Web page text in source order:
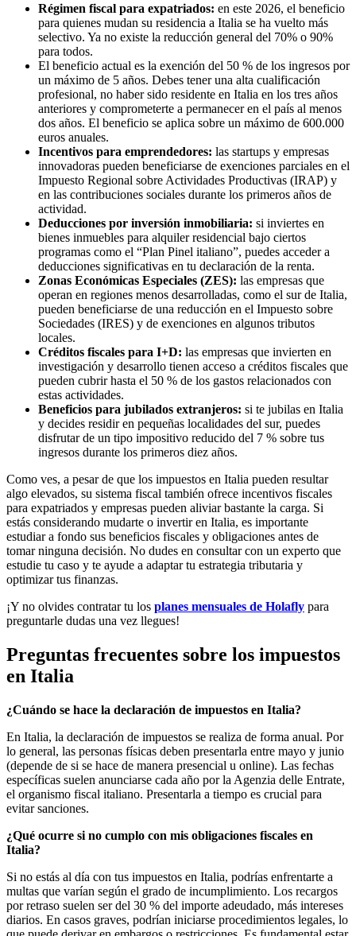
Régimen fiscal para expatriados: en este 2026, el beneficio
para quienes mudan su residencia a Italia se ha vuelto más
selectivo. Ya no existe la reducción general del 70% o 90%
para todos.
El beneficio actual es la exención del 50 % de los ingresos por
un máximo de 5 años. Debes tener una alta cualificación
profesional, no haber sido residente en Italia en los tres años
anteriores y comprometerte a permanecer en el país al menos
dos años. El beneficio se aplica sobre un máximo de 600.000
euros anuales.
Incentivos para emprendedores: las startups y empresas
innovadoras pueden beneficiarse de exenciones parciales en el
Impuesto Regional sobre Actividades Productivas (IRAP) y
en las contribuciones sociales durante los primeros años de
actividad.
Deducciones por inversión inmobiliaria: si inviertes en
bienes inmuebles para alquiler residencial bajo ciertos
programas como el “Plan Pinel italiano”, puedes acceder a
deducciones significativas en tu declaración de la renta.
Zonas Económicas Especiales (ZES): las empresas que
operan en regiones menos desarrolladas, como el sur de Italia,
pueden beneficiarse de una reducción en el Impuesto sobre
Sociedades (IRES) y de exenciones en algunos tributos
locales.
Créditos fiscales para I+D: las empresas que invierten en
investigación y desarrollo tienen acceso a créditos fiscales que
pueden cubrir hasta el 50 % de los gastos relacionados con
estas actividades.
Beneficios para jubilados extranjeros: si te jubilas en Italia
y decides residir en pequeñas localidades del sur, puedes
disfrutar de un tipo impositivo reducido del 7 % sobre tus
ingresos durante los primeros diez años.
Como ves, a pesar de que los impuestos en Italia pueden resultar
algo elevados, su sistema fiscal también ofrece incentivos fiscales
para expatriados y empresas pueden aliviar bastante la carga. Si
estás considerando mudarte o invertir en Italia, es importante
estudiar a fondo sus beneficios fiscales y obligaciones antes de
tomar ninguna decisión. No dudes en consultar con un experto que
estudie tu caso y te ayude a adaptar tu estrategia tributaria y
optimizar tus finanzas.
¡Y no olvides contratar tu los planes mensuales de Holafly para
preguntarle dudas una vez llegues!
Preguntas frecuentes sobre los impuestos
en Italia
¿Cuándo se hace la declaración de impuestos en Italia?
En Italia, la declaración de impuestos se realiza de forma anual. Por
lo general, las personas físicas deben presentarla entre mayo y junio
(depende de si se hace de manera presencial u online). Las fechas
específicas suelen anunciarse cada año por la Agenzia delle Entrate,
el organismo fiscal italiano. Presentarla a tiempo es crucial para
evitar sanciones.
¿Qué ocurre si no cumplo con mis obligaciones fiscales en
Italia?
Si no estás al día con tus impuestos en Italia, podrías enfrentarte a
multas que varían según el grado de incumplimiento. Los recargos
por retraso suelen ser del 30 % del importe adeudado, más intereses
diarios. En casos graves, podrían iniciarse procedimientos legales, lo